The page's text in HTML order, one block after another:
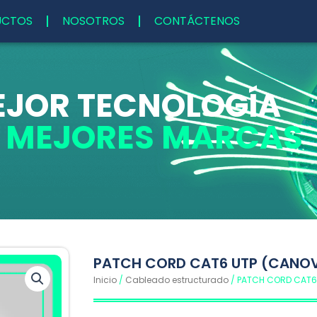
NOSOTROS CONTÁCTENOS
TECNOLOGÍA
MEJORES MARCAS
PATCH CORD CAT6 UTP
Inicio / Cableado estructurado / PATCH CORD